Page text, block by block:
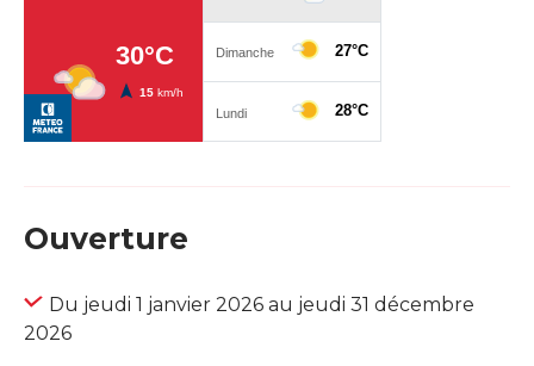
Ouverture
Du jeudi 1 janvier 2026 au jeudi 31 décembre
2026